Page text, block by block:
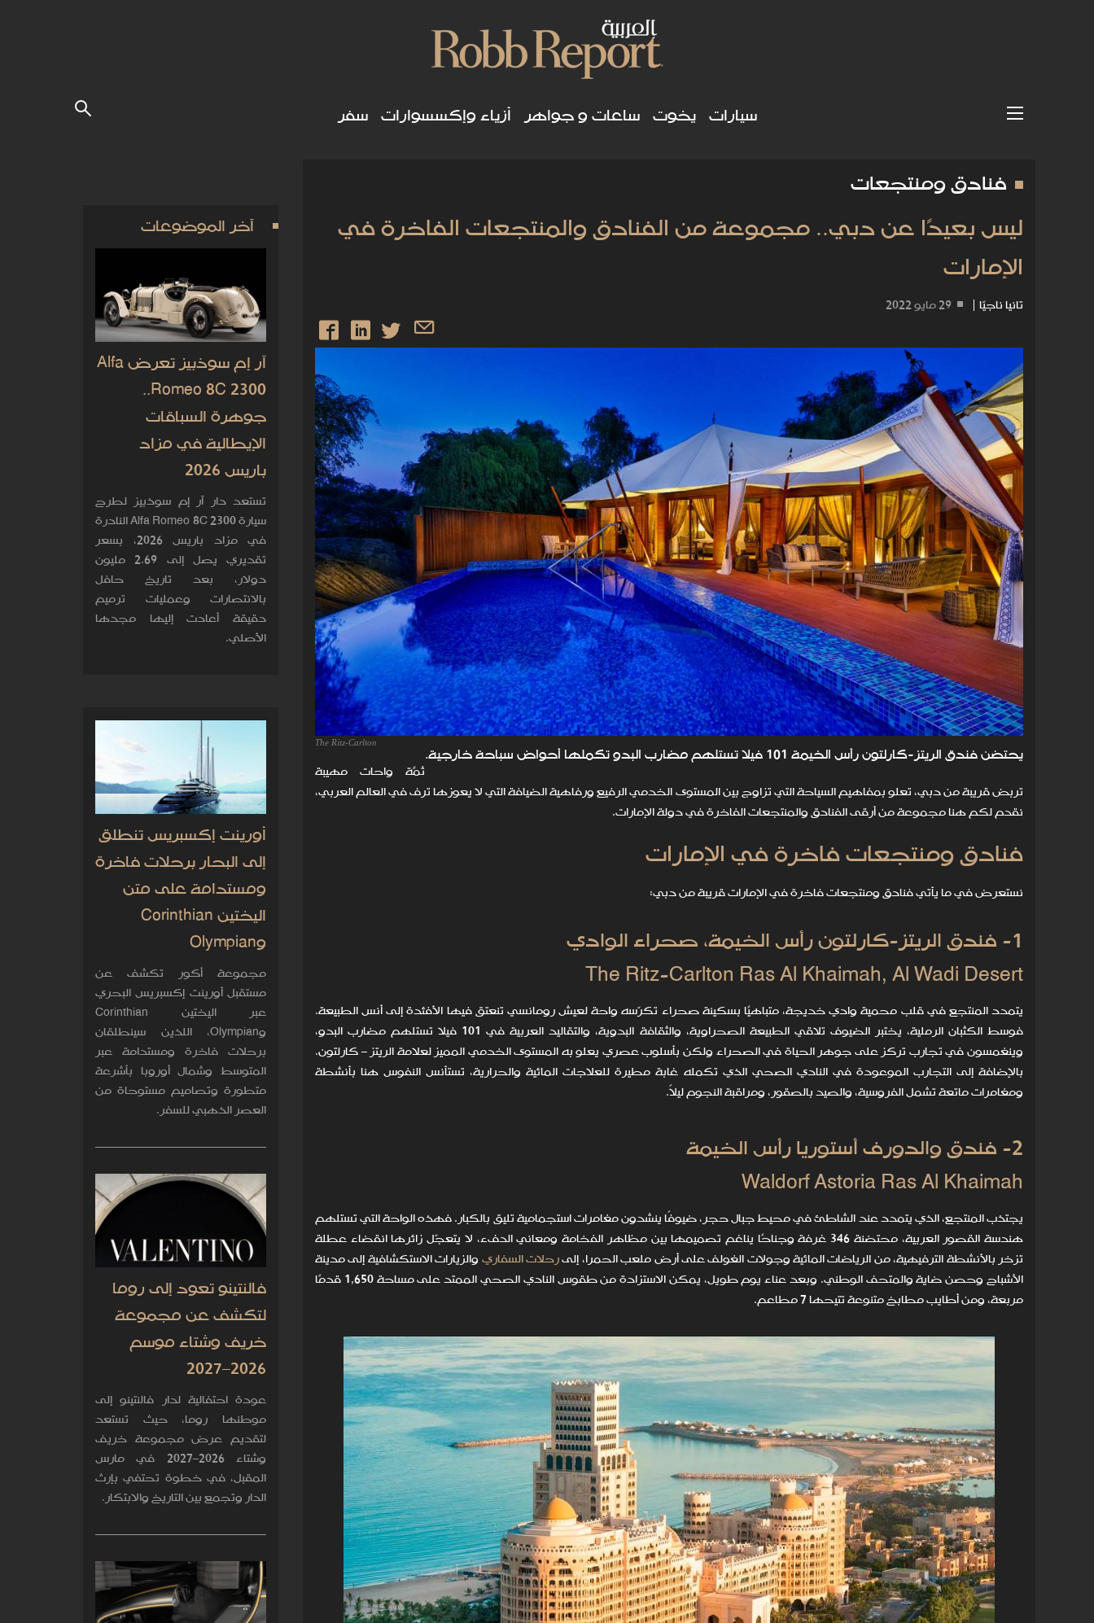
سيارات يخوت ساعات و جواهر أزياء وإكسسوارات سفر
فنادق ومنتجعات
ليس بعيدًا عن دبي.. مجموعة من الفنادق والمنتجعات الفاخرة في
الإمارات
تانيا ناجيّا | 29 مايو 2022
يحتضن فندق الريتز-كارلتون رأس الخيمة 101 فيلا تستلهم مضارب البدو تكملها أحواض سباحة خارجية.
The Ritz-Carlton
ثمَّة واحات مهيبة
تربض قريبة من دبي، تعلو بمفاهيم السياحة التي تزاوج بين المستوى الخدمي الرفيع ورفاهية الضيافة التي لا يعوزها ترف في العالم العربي،
نقدم لكم هنا مجموعة من أرقى الفنادق والمنتجعات الفاخرة في دولة الإمارات.
فنادق ومنتجعات فاخرة في الإمارات
نستعرض في ما يأتي فنادق ومنتجعات فاخرة في الإمارات قريبة من دبي:
1- فندق الريتز-كارلتون رأس الخيمة، صحراء الوادي
The Ritz-Carlton Ras Al Khaimah, Al Wadi Desert
يتمدد المنتجع في قلب محمية وادي خديجة، متباهيًا بسكينة صحراء تكرّسه واحة لعيش رومانسي تنعتق فيها الأفئدة إلى أنس الطبيعة.
فوسط الكثبان الرملية، يختبر الضيوف تلاقي الطبيعة الصحراوية، والثقافة البدوية، والتقاليد العربية في 101 فيلا تستلهم مضارب البدو،
وينغمسون في تجارب تركز على جوهر الحياة في الصحراء ولكن بأسلوب عصري يعلو به المستوى الخدمي المميز لعلامة الريتز – كارلتون.
بالإضافة إلى التجارب الموعودة في النادي الصحي الذي تكمله غابة مطيرة للعلاجات المائية والحرارية، تستأنس النفوس هنا بأنشطة
ومغامرات ماتعة تشمل الفروسية، والصيد بالصقور، ومراقبة النجوم ليلاً.
2- فندق والدورف أستوريا رأس الخيمة
Waldorf Astoria Ras Al Khaimah
يجتذب المنتجع، الذي يتمدد عند الشاطئ في محيط جبال حجر، ضيوفًا ينشدون مغامرات استجمامية تليق بالكبار. فهذه الواحة التي تستلهم
هندسة القصور العربية، محتضنة 346 غرفة وجناحًا يناغم تصميمها بين مظاهر الفخامة ومعاني الدفء، لا يتعجّل زائرها انقضاء عطلة
تزخر بالأنشطة الترفيهية، من الرياضات المائية وجولات الغولف على أرض ملعب الحمرا، إلىرحلات السفاري والزيارات الاستكشافية إلى مدينة
الأشباح وحصن ضاية والمتحف الوطني. وبعد عناء يوم طويل، يمكن الاستزادة من طقوس النادي الصحي الممتد على مساحة 1,650 قدمًا
مربعة، ومن أطايب مطابخ متنوعة تتيحها 7 مطاعم.
آخر الموضوعات
آر إم سوذبيز تعرض Alfa
Romeo 8C 2300..
جوهرة السباقات
الإيطالية في مزاد
باريس 2026
تستعد دار آر إم سوذبيز لطرح
سيارة Alfa Romeo 8C 2300 النادرة
في مزاد باريس 2026، بسعر
تقديري يصل إلى 2.69 مليون
دولار، بعد تاريخ حافل
بالانتصارات وعمليات ترميم
دقيقة أعادت إليها مجدها
الأصلي.
أورينت إكسبريس تنطلق
إلى البحار برحلات فاخرة
ومستدامة على متن
اليختين Corinthian
وOlympian
مجموعة أكور تكشف عن
مستقبل أورينت إكسبريس البحري
عبر اليختين Corinthian
وOlympian، اللذين سينطلقان
برحلات فاخرة ومستدامة عبر
المتوسط وشمال أوروبا بأشرعة
متطورة وتصاميم مستوحاة من
العصر الذهبي للسفر.
فالنتينو تعود إلى روما
لتكشف عن مجموعة
خريف وشتاء موسم
2026–2027
عودة احتفالية لدار فالنتينو إلى
موطنها روما، حيث تستعد
لتقديم عرض مجموعة خريف
وشتاء 2026–2027 في مارس
المقبل، في خطوة تحتفي بإرث
الدار وتجمع بين التاريخ والابتكار.